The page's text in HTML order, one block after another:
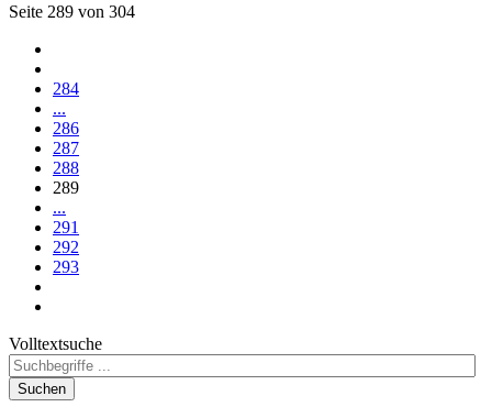
Seite 289 von 304
284
...
286
287
288
289
...
291
292
293
Volltextsuche
Suchen